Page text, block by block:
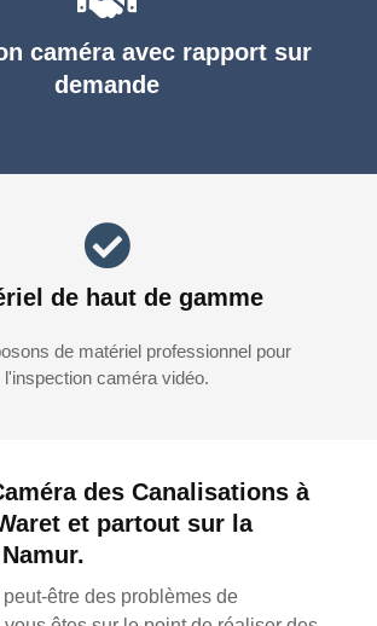
des Canalisations à
et partout sur la
être des problèmes de
caméra avec rapport sur
demande
de haut de gamme
de matériel professionnel pour
l'inspection caméra vidéo.